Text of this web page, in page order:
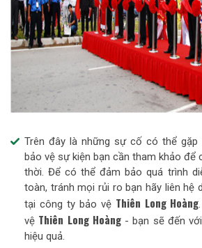
Trên đây là những sự cố có thể gặp
bảo vệ sự kiện bạn cần tham khảo để
thời. Để có thể đảm bảo quá trình
toàn, tránh mọi rủi ro bạn hãy liên hệ
tại công ty bảo vệ Thiên Long Hoàng
vệ Thiên Long Hoàng- bạn sẽ đến
hiệu quả.